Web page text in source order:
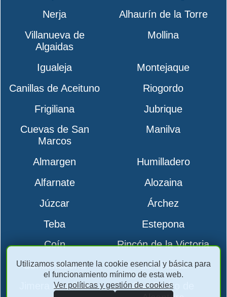
Nerja
Alhaurín de la Torre
Villanueva de
Algaidas
Mollina
Igualeja
Montejaque
Canillas de Aceituno
Riogordo
Frigiliana
Jubrique
Cuevas de San
Marcos
Manilva
Almargen
Humilladero
Alfarnate
Alozaina
Júzcar
Árchez
Teba
Estepona
Coín
Rincón de la Victoria
Benalmádena
La Viñuela
Jimera de Líbar
San Pedro de
Utilizamos solamente la cookie esencial y básica para
el funcionamiento mínimo de esta web.
Ver políticas y gestión de cookies